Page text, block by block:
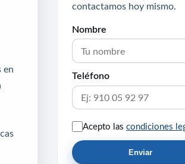
en
contactamos hoy mismo.
Nombre
Teléfono
Acepto las condiciones
Enviar